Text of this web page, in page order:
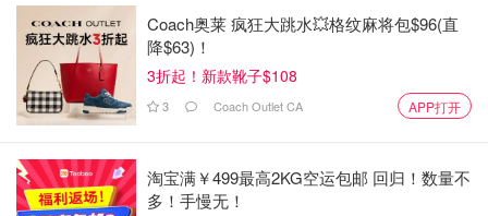
Coach奥莱 疯狂大跳水💥格纹麻将包$96(直
降$63)！
3折起！新款靴子$108
3 Coach Outlet CA APP打开
淘宝满￥499最高2KG空运包邮 回归！数量不
多！手慢无！